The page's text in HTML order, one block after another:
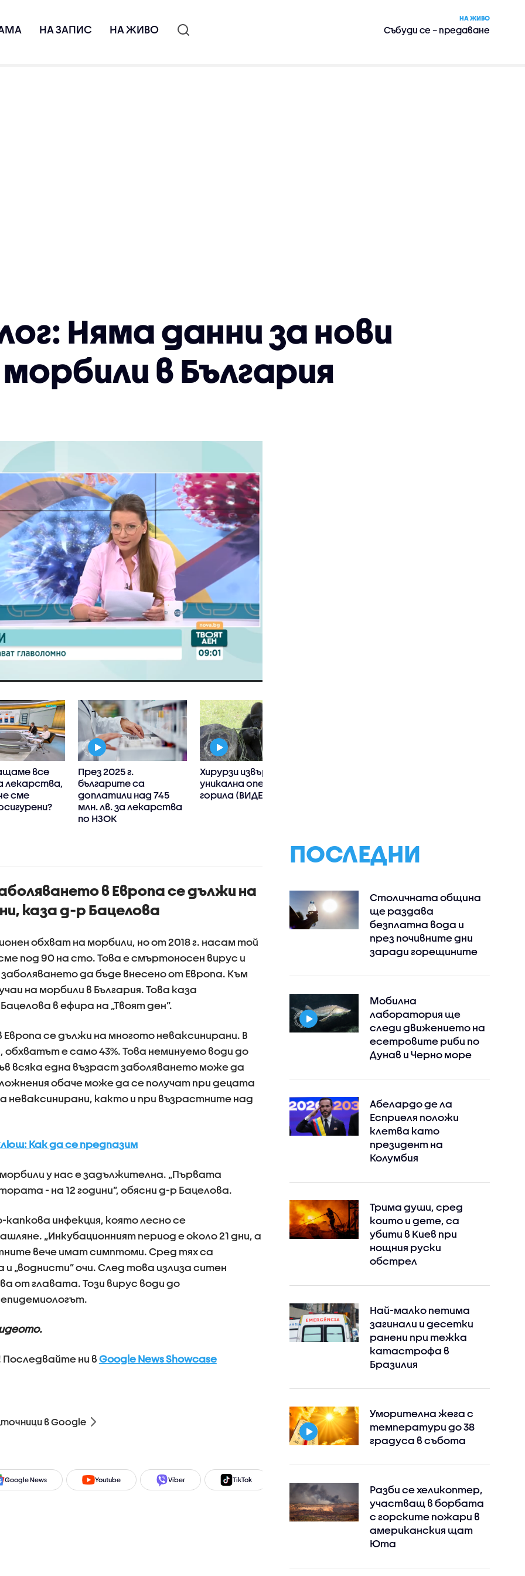
НА ЗАПИС НА ЖИВО
НА ЖИВО
Събуди се – предаване
Няма данни за нови
в България
все
лекарства,
сме
През 2025 г.
българите са
доплатили над 745
млн. лв. за лекарства
по НЗОК
Хирурзи извършиха
уникална операция на
горила (ВИДЕО)
в Европа се дължи на
казa д-р Бацелова
обхват на морбили, но от 2018 г. насам той
под 90 на сто. Това е смъртоносен вирус и
да бъде внесено от Европа. Към
на морбили в България. Това каза
в ефира на „Твоят ден”.
се дължи на многото неваксинирани. В
обхватът е само 43%. Това неминуемо води до
всяка една възраст заболяването може да
обаче може да се получат при децата
неваксинирани, както и при възрастните над
Как да се предпазим
у нас е задължителна. „Първата
- на 12 години”, обясни д-р Бацелова.
инфекция, която лесно се
„Инкубационният период е около 21 дни, а
вече имат симптоми. Сред тях са
„воднисти” очи. След това излиза ситен
от главата. Този вирус води до
ни в Google News Showcase
в Google
Google News Youtube Viber TikTok
ПОСЛЕДНИ
Столичната община
ще раздава
безплатна вода и
през почивните дни
заради горещините
Мобилна
лаборатория ще
следи движението на
есетровите риби по
Дунав и Черно море
Абелардо де ла
Есприеля положи
клетва като
президент на
Колумбия
Трима души, сред
които и дете, са
убити в Киев при
нощния руски
обстрел
Най-малко петима
загинали и десетки
ранени при тежка
катастрофа в
Бразилия
Уморителна жега с
температури до 38
градуса в събота
Разби се хеликоптер,
участващ в борбата
с горските пожари в
американския щат
Юта